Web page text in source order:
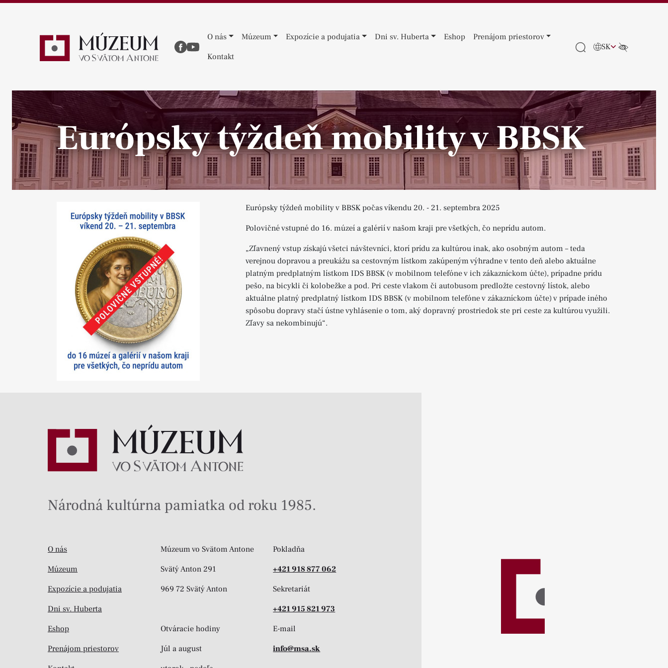
O nás Múzeum Expozície a podujatia Dni sv. Huberta Eshop
Prenájom priestorov
Kontakt
SK
Európsky týždeň mobility v BBSK
Európsky týždeň mobility v BBSK počas víkendu 20. - 21. septembra 2025
Polovičné vstupné do 16. múzeí a galérií v našom kraji pre všetkých, čo neprídu autom.
„Zľavnený vstup získajú všetci návštevníci, ktorí prídu za kultúrou inak, ako osobným autom – teda
verejnou dopravou a preukážu sa cestovným lístkom zakúpeným výhradne v tento deň alebo aktuálne
platným predplatným lístkom IDS BBSK (v mobilnom telefóne v ich zákazníckom účte), prípadne prídu
pešo, na bicykli či kolobežke a pod. Pri ceste vlakom či autobusom predložte cestovný lístok, alebo
aktuálne platný predplatný lístkom IDS BBSK (v mobilnom telefóne v zákazníckom účte) v prípade iného
spôsobu dopravy stačí ústne vyhlásenie o tom, aký dopravný prostriedok ste pri ceste za kultúrou využili.
Zľavy sa nekombinujú“.
Národná kultúrna pamiatka od roku 1985.
O nás
Múzeum
Expozície a podujatia
Dni sv. Huberta
Eshop
Prenájom priestorov
Múzeum vo Svätom Antone
Svätý Anton 291
969 72 Svätý Anton
Otváracie hodiny
Júl a august
Pokladňa
+421 918 877 062
Sekretariát
+421 915 821 973
E-mail
info@msa.sk